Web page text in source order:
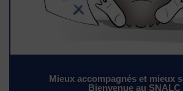
Mieux accompagnés et mieux
Bienvenue au SNALC